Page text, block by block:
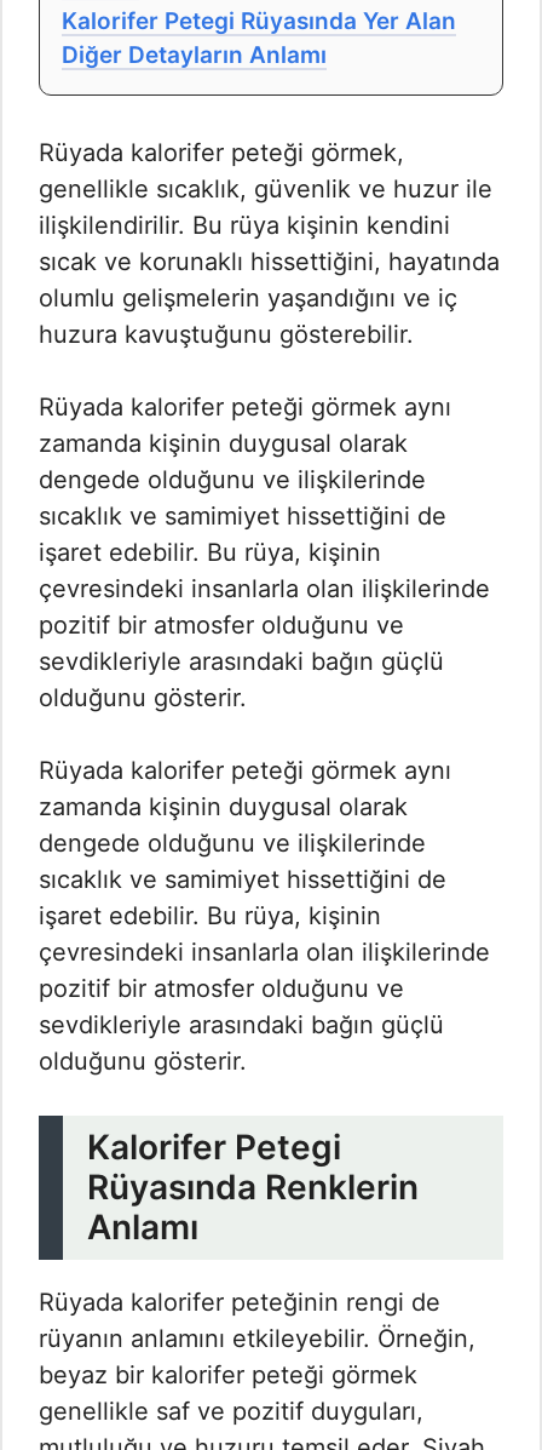
Kalorifer Petegi Rüyasında Yer Alan
Diğer Detayların Anlamı
Rüyada kalorifer peteği görmek,
genellikle sıcaklık, güvenlik ve huzur ile
ilişkilendirilir. Bu rüya kişinin kendini
sıcak ve korunaklı hissettiğini, hayatında
olumlu gelişmelerin yaşandığını ve iç
huzura kavuştuğunu gösterebilir.
Rüyada kalorifer peteği görmek aynı
zamanda kişinin duygusal olarak
dengede olduğunu ve ilişkilerinde
sıcaklık ve samimiyet hissettiğini de
işaret edebilir. Bu rüya, kişinin
çevresindeki insanlarla olan ilişkilerinde
pozitif bir atmosfer olduğunu ve
sevdikleriyle arasındaki bağın güçlü
olduğunu gösterir.
Rüyada kalorifer peteği görmek aynı
zamanda kişinin duygusal olarak
dengede olduğunu ve ilişkilerinde
sıcaklık ve samimiyet hissettiğini de
işaret edebilir. Bu rüya, kişinin
çevresindeki insanlarla olan ilişkilerinde
pozitif bir atmosfer olduğunu ve
sevdikleriyle arasındaki bağın güçlü
olduğunu gösterir.
Kalorifer Petegi
Rüyasında Renklerin
Anlamı
Rüyada kalorifer peteğinin rengi de
rüyanın anlamını etkileyebilir. Örneğin,
beyaz bir kalorifer peteği görmek
genellikle saf ve pozitif duyguları,